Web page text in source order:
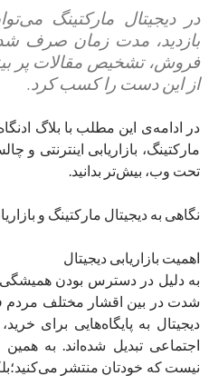
در دیجیتال مارکتینگ
بازدید، مدت زمان صرف
فروش، تشخیص مقالات پر
از این دست را کسب کرد.
در ادامه‌ی این مطلب با بلاگ
مارکتینگ، بازاریابی اینترنتی و
تحت وب، بیش‌تر بدانید.
نگاهی به دیجیتال مارکتینگ و
اهمیت بازاریابی دیجیتال
به دلیل در دسترس بودن همیشگی
شدت در بین اقشار مختلف مردم
دیجیتال به پایگاه‌هایی برای
اجتماعی تبدیل شده‌اند. به
نیست که خودتان منتشر